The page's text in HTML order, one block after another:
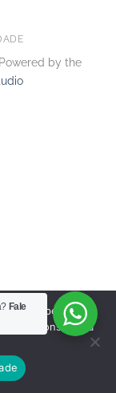
Powered by the
Fale experiência
a consentir a